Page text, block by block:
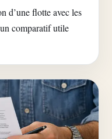
d’une flotte avec les
comparatif utile